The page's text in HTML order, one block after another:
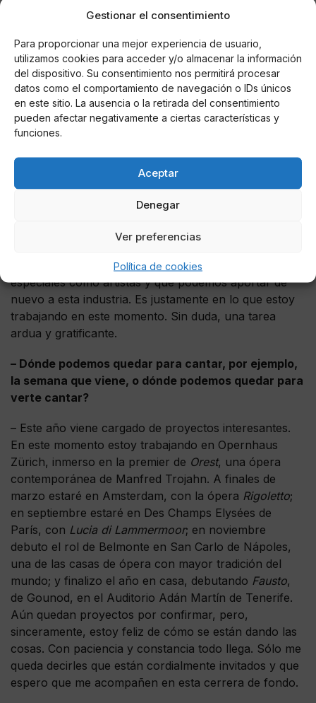
Gestionar el consentimiento
Para proporcionar una mejor experiencia de usuario,
utilizamos cookies para acceder y/o almacenar la información
del dispositivo. Su consentimiento nos permitirá procesar
datos como el comportamiento de navegación o IDs únicos
en este sitio. La ausencia o la retirada del consentimiento
pueden afectar negativamente a ciertas características y
funciones.
Aceptar
Denegar
Ver preferencias
Política de cookies
Barcelona, ser seleccionado como miembro del opera
haber sido galardonado en varias competiciones
internacionales o formar parte de los 21 semifinalistas
de Operalia en California (Competición de Plácido
Domingo), entre más de 2 aspirantes. Atesoro cada
uno de esos momentos y espero poder compartirlos
en un futuro con mis alumnos, cuando felizmente me
totalmente expuestos a la crítica y a las negativas
diarias. Por eso considero importante siempre celebrar
los logros personales, por pequeños que sean. Sin
Debemos descubrir quiénes somos, qué nos hace
especiales como artistas y qué podemos aportar de
nuevo a esta industria. Es justamente en lo que estoy
trabajando en este momento. Sin duda, una tarea
ardua y gratificante.
– Dónde podemos quedar para cantar, por ejemplo,
la semana que viene, o dónde podemos quedar para
verte cantar?
– Este año viene cargado de proyectos interesantes.
En este momento estoy trabajando en Opernhaus
Zürich, inmerso en la premier de Orest, una ópera
contemporánea de Manfred Trojahn. A finales de
marzo estaré en Amsterdam, con la ópera Rigoletto;
en septiembre estaré en Des Champs Elysées de
París, con Lucia di Lammermoor; en noviembre
debuto el rol de Belmonte en San Carlo de Nápoles,
una de las casas de ópera con mayor tradición del
mundo; y finalizo el año en casa, debutando Fausto,
de Gounod, en el Auditorio Adán Martín de Tenerife.
Aún quedan proyectos por confirmar, pero,
sinceramente, estoy feliz de cómo se están dando las
cosas. Con paciencia y constancia todo llega. Sólo me
queda decirles que están cordialmente invitados y que
espero que me acompañen en esta cerrera de fondo.